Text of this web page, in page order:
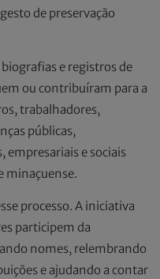
de preservação
e registros de
ou contribuíram para a
trabalhadores,
públicas,
empresariais e sociais
minaçuense.
processo. A iniciativa
participem da
nomes, relembrando
e ajudando a contar